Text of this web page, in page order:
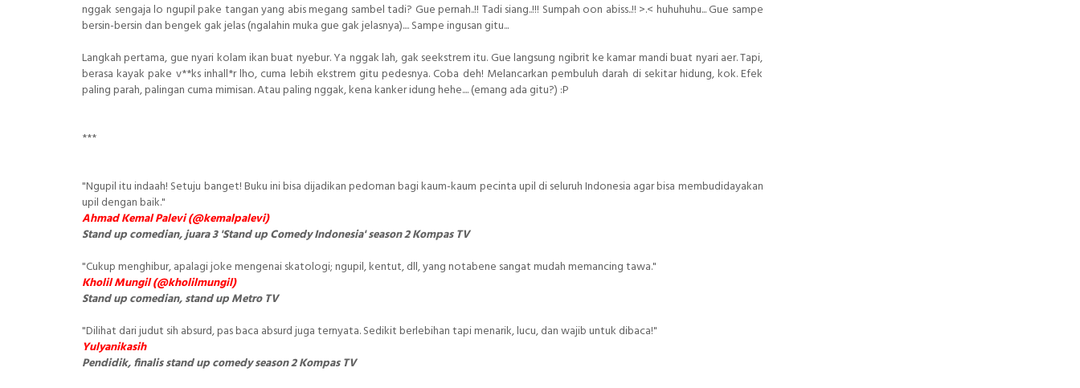
nggak sengaja lo ngupil pake tangan yang abis megang sambel tadi? Gue pernah..!! Tadi siang..!!! Sumpah oon abiss..!! >.< huhuhuhu... Gue sampe
bersin-bersin dan bengek gak jelas (ngalahin muka gue gak jelasnya).... Sampe ingusan gitu...
Langkah pertama, gue nyari kolam ikan buat nyebur. Ya nggak lah, gak seekstrem itu. Gue langsung ngibrit ke kamar mandi buat nyari aer. Tapi,
berasa kayak pake v**ks inhall*r lho, cuma lebih ekstrem gitu pedesnya. Coba deh! Melancarkan pembuluh darah di sekitar hidung, kok. Efek
paling parah, palingan cuma mimisan. Atau paling nggak, kena kanker idung hehe.... (emang ada gitu?) :P
***
"Ngupil itu indaah! Setuju banget! Buku ini bisa dijadikan pedoman bagi kaum-kaum pecinta upil di seluruh Indonesia agar bisa membudidayakan
upil dengan baik."
Ahmad Kemal Palevi (@kemalpalevi)
Stand up comedian, juara 3 'Stand up Comedy Indonesia' season 2 Kompas TV
"Cukup menghibur, apalagi joke mengenai skatologi; ngupil, kentut, dll, yang notabene sangat mudah memancing tawa."
Kholil Mungil (@kholilmungil)
Stand up comedian, stand up Metro TV
"Dilihat dari judut sih absurd, pas baca absurd juga ternyata. Sedikit berlebihan tapi menarik, lucu, dan wajib untuk dibaca!"
Yulyanikasih
Pendidik, finalis stand up comedy season 2 Kompas TV